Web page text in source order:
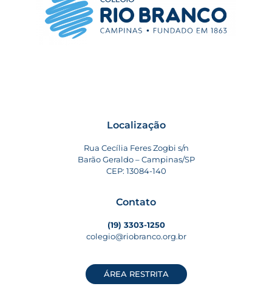
Localização
Rua Cecília Feres Zogbi s/n
Barão Geraldo – Campinas/SP
CEP: 13084-140
Contato
(19) 3303-1250
colegio@riobranco.org.br
ÁREA RESTRITA